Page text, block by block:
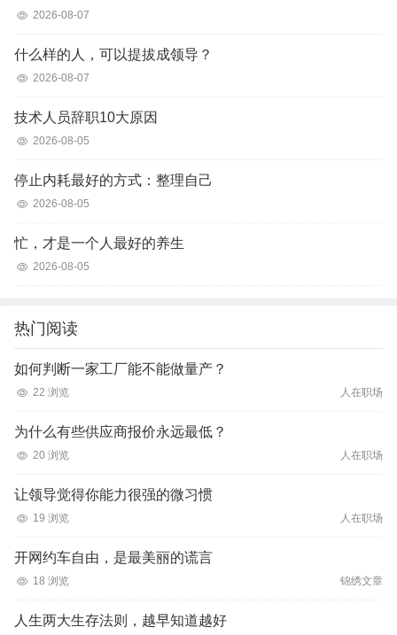
2026-08-07
什么样的人，可以提拔成领导？
2026-08-07
技术人员辞职10大原因
2026-08-05
停止内耗最好的方式：整理自己
2026-08-05
忙，才是一个人最好的养生
2026-08-05
热门阅读
如何判断一家工厂能不能做量产？
22 浏览 人在职场
为什么有些供应商报价永远最低？
20 浏览 人在职场
让领导觉得你能力很强的微习惯
19 浏览 人在职场
开网约车自由，是最美丽的谎言
18 浏览 锦绣文章
人生两大生存法则，越早知道越好